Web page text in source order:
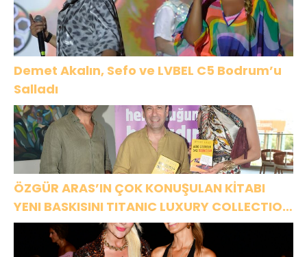
Demet Akalın, Sefo ve LVBEL C5 Bodrum’u
Salladı
ÖZGÜR ARAS’IN ÇOK KONUŞULAN KİTABI
YENI BASKISINI TITANIC LUXURY COLLECTION
BODRUM’DA KUTLADI